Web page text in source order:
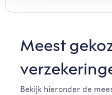
Meest
Bekijk hieronder de